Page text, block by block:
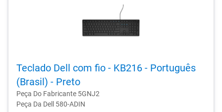
Teclado Dell com fio - KB216 - Português
(Brasil) - Preto
Peça Do Fabricante 5GNJ2
Peça Da Dell 580-ADIN